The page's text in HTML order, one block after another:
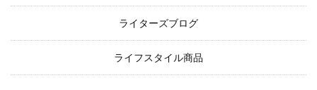
ライターズブログ
ライフスタイル商品